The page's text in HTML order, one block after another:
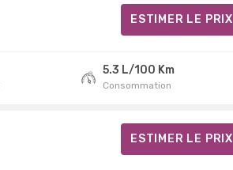
ESTIMER LE PRIX
5.3 L/100 Km
Consommation
ESTIMER LE PRIX